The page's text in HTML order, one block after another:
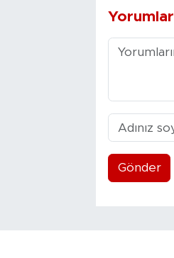
Yorumlar
Gönder